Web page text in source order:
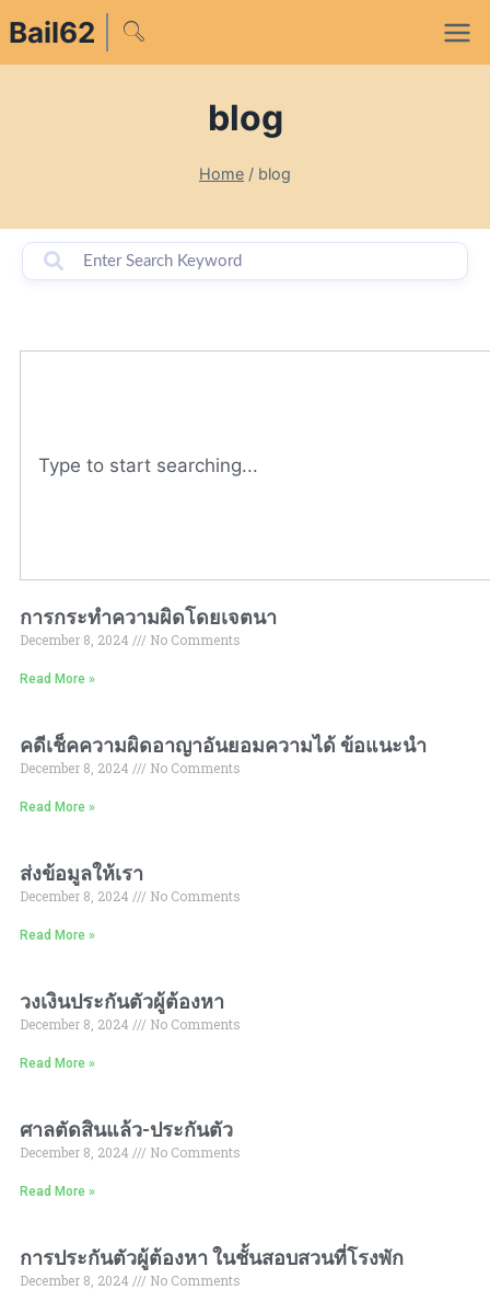
Bail62
blog
Home / blog
การกระทำความผิดโดยเจตนา
December 8, 2024 No Comments
Read More »
คดีเช็คความผิดอาญาอันยอมความได้ ข้อแนะนำ
December 8, 2024 No Comments
Read More »
ส่งข้อมูลให้เรา
December 8, 2024 No Comments
Read More »
วงเงินประกันตัวผู้ต้องหา
December 8, 2024 No Comments
Read More »
ศาลตัดสินแล้ว-ประกันตัว
December 8, 2024 No Comments
Read More »
การประกันตัวผู้ต้องหา ในชั้นสอบสวนที่โรงพัก
December 8, 2024 No Comments